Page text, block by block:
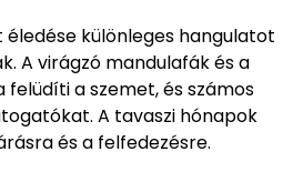
különleges hangulatot
A virágzó mandulafák és a
a szemet, és számos
A tavaszi hónapok
és a felfedezésre.